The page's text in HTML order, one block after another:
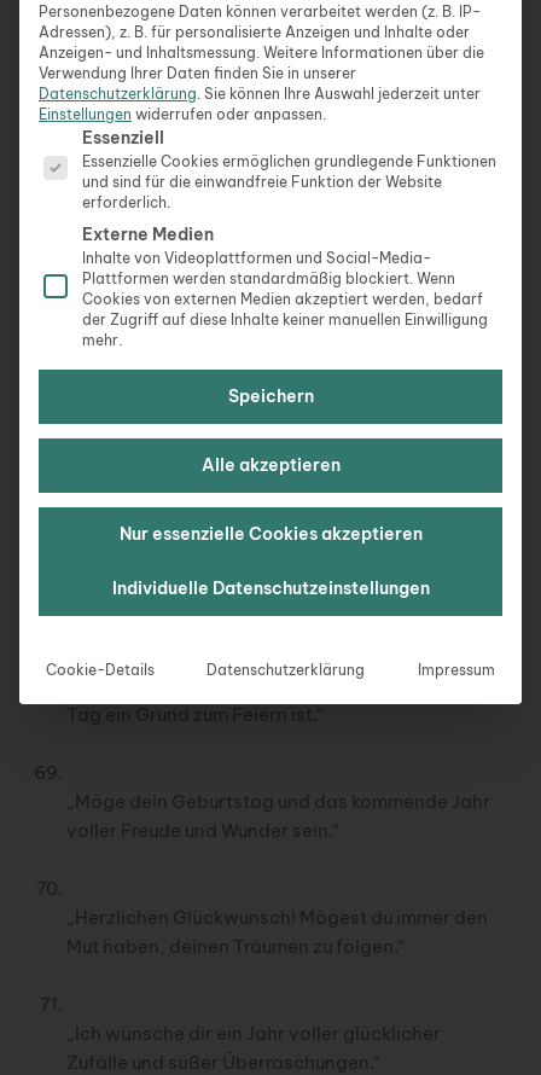
wunderbar ist wie du.“
„Herzlichen Glückwunsch! Möge dein Geburtstag
so hell und freudig sein wie dein Lächeln.“
„Möge dein neues Lebensjahr voller Glück,
Gesundheit und Erfolg sein.“
„Zu deinem Geburtstag wünsche ich dir ein Jahr
voller Überraschungen und Freude.“
„Möge dein Geburtstag so besonders sein, wie
du es für die Menschen in deinem Leben bist.“
wunderbar ist wie du selbst.“
„Zum Geburtstag wünsche ich dir, dass jeder
„Möge dein Geburtstag und das kommende Jahr
voller Freude und Wunder sein.“
„Herzlichen Glückwunsch! Mögest du immer den
Mut haben, deinen Träumen zu folgen.“
„Ich wünsche dir ein Jahr voller glücklicher
Zufälle und süßer Überraschungen.“
Personenbezogene Daten können verarbeitet werden (z. B. IP-
Adressen), z. B. für personalisierte Anzeigen und Inhalte oder
Anzeigen- und Inhaltsmessung. Weitere Informationen über die
Verwendung Ihrer Daten finden Sie in unserer
Datenschutzerklärung Sie können Ihre Auswahl jederzeit unter
Einstellungen widerrufen oder anpassen.
Es folgt eine Liste der Service-Gruppen, für die eine
Essenziell
Essenzielle Cookies ermöglichen grundlegende Funktionen
und sind für die einwandfreie Funktion der Website
erforderlich.
Externe Medien
Inhalte von Videoplattformen und Social-Media-
Plattformen werden standardmäßig blockiert. Wenn
Cookies von externen Medien akzeptiert werden, bedarf
der Zugriff auf diese Inhalte keiner manuellen Einwilligung
mehr.
Speichern
Alle akzeptieren
Nur essenzielle Cookies akzeptieren
Individuelle Datenschutzeinstellungen
Cookie-Details Datenschutzerklärung Impressum